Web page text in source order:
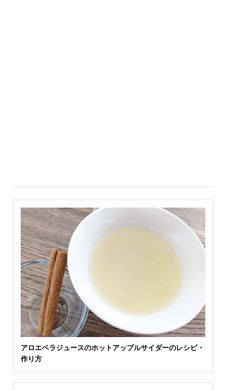
アロエベラジュースのホットアップルサイダーのレシピ・
作り方